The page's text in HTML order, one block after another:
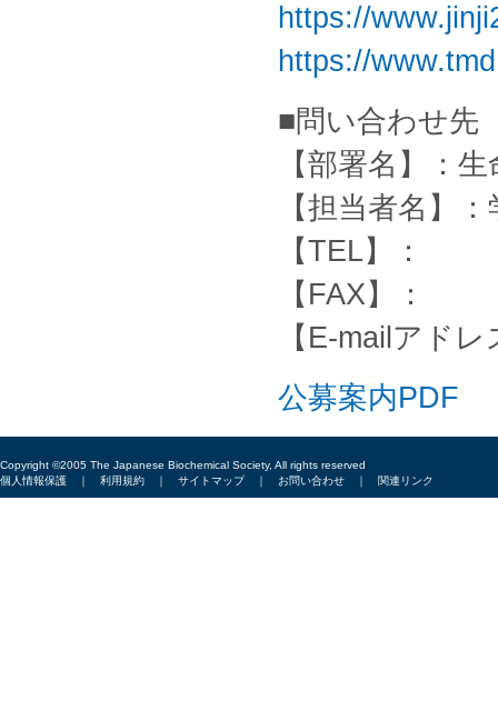
https://
https://
■問い合わせ先
【部署名】：
【担当者名】
【TEL】：
【FAX】：
【E-mailアド
公募案内PDF
Copyright ©2005 The Japanese Biochemical Society, All rights reserved
個人情報保護 ｜ 利用規約 ｜ サイトマップ｜ お問い合わせ ｜ 関連リンク